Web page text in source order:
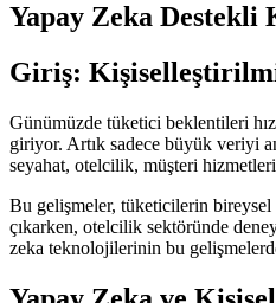
Yapay Zeka
Giriş:
Günümüzde tüketici beklentileri
giriyor. Artık sadece büyük veriyi
seyahat, otelcilik, müşteri
Bu gelişmeler, tüketicilerin
çıkarken, otelcilik sektöründe
zeka teknolojilerinin bu